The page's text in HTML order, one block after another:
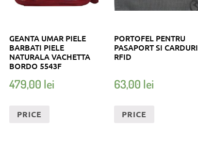
GEANTA UMAR PIELE
BARBATI PIELE
NATURALA VACHETTA
BORDO 5543F
479,00 lei
PRICE
PORTOFEL PENTRU
PASAPORT SI CARDURI
RFID
63,00 lei
PRICE